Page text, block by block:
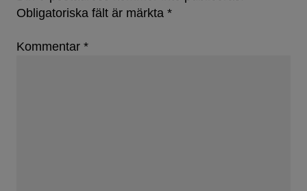
Obligatoriska fält är märkta *
Kommentar *